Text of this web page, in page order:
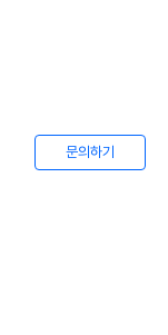
문의하기